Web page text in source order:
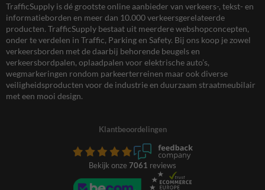
TrafficSupply is dé grootste online aanbieder van verkeers-, tekst- en
informatieborden en meer dan 10.000 verkeersgerelateerde
producten. TrafficSupply bestaat uit meerdere webshopconcepten,
onder te verdelen in Traffic, Parking en Safety. Bij ons koop je zowel
verkeersborden met de daarbij behorende beugels en
verkeersbordpalen, oplaadpalen voor elektrische auto’s,
wegmarkeringen rondom parkeerterreinen maar ook diverse
veiligheidsproducten voor de industrie en duurzaam straatmeubilair
met een mooi design.
Klantbeoordelingen
Bekijk onze 7061 reviews